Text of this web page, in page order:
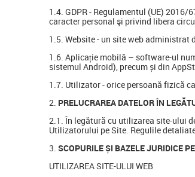
1.4. GDPR - Regulamentul (UE)
caracter personal şi privind libera
1.5. Website - un site web
1.6. Aplicație mobilă – software-ul
sistemul Android), precum și din
1.7. Utilizator - orice persoană fizică
PRELUCRAREA DATELOR ÎN
2.1. În legătură cu utilizarea site-ului
Utilizatorului pe Site. Regulile
SCOPURILE ȘI BAZELE JURIDICE
UTILIZAREA SITE-ULUI WEB